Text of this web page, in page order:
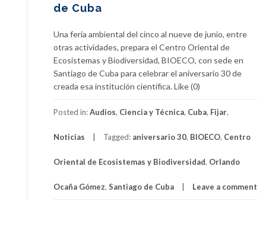
de Cuba
Una feria ambiental del cinco al nueve de junio, entre
otras actividades, prepara el Centro Oriental de
Ecosistemas y Biodiversidad, BIOECO, con sede en
Santiago de Cuba para celebrar el aniversario 30 de
creada esa institución científica. Like (0)
Posted in:Audios, Ciencia y Técnica, Cuba, Fijar,
Noticias Tagged: aniversario 30, BIOECO, Centro
Oriental de Ecosistemas y Biodiversidad, Orlando
Ocaña Gómez, Santiago de Cuba Leave a comment